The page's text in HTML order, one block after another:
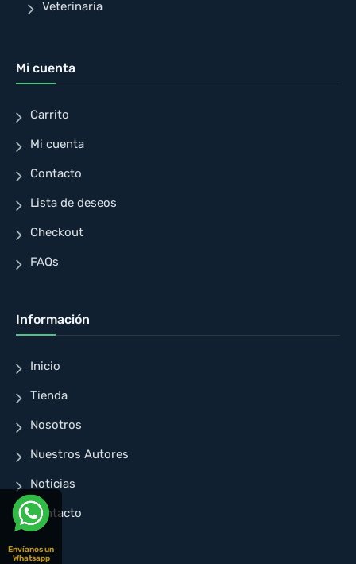
Veterinaria
Mi cuenta
Carrito
Mi cuenta
Contacto
Lista de deseos
Checkout
FAQs
Información
Inicio
Tienda
Nosotros
Nuestros Autores
Noticias
Contacto
Envíanos un
Whatsapp